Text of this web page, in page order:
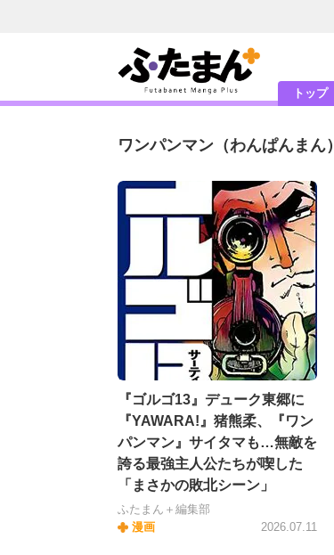
トップ
ワンパンマン （わんぱんまん）
『ゴルゴ13』デューク東郷に
『YAWARA!』猪熊柔、『ワン
パンマン』サイタマも…無敵を
誇る最強主人公たちが喫した
「まさかの敗北シーン」
ふたまん＋編集部
漫画
2026.07.11